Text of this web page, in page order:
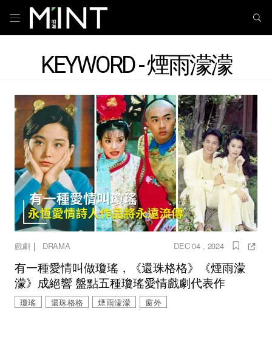
KEYWORD - 煙雨濛濛
戲劇｜ DRAMA DEC 04 , 2024
有一種愛情叫做瓊瑤，《還珠格格》《煙雨濛
濛》成絕響 盤點五種瓊瑤愛情戲劇代表作
瓊瑤 還珠格格 煙雨濛濛 窗外